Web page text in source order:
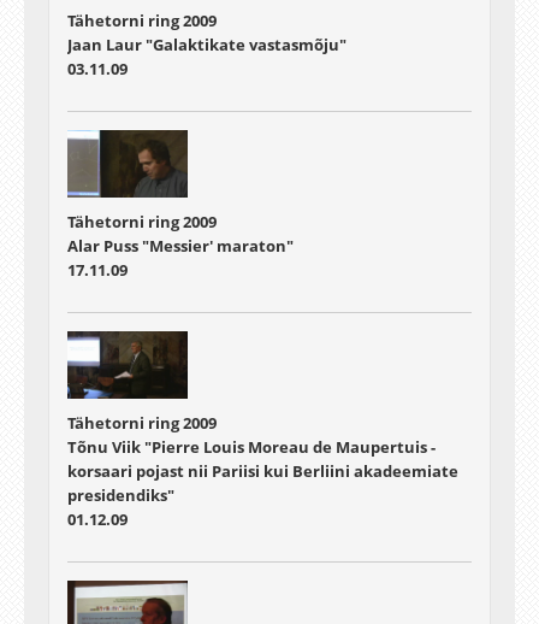
Tähetorni ring 2009
Jaan Laur "Galaktikate vastasmõju"
03.11.09
Tähetorni ring 2009
Alar Puss "Messier' maraton"
17.11.09
Tähetorni ring 2009
Tõnu Viik "Pierre Louis Moreau de Maupertuis -
korsaari pojast nii Pariisi kui Berliini akadeemiate
presidendiks"
01.12.09